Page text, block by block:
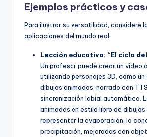
Ejemplos prácticos y
Para ilustrar su versatilidad, considere
aplicaciones del mundo real:
Lección educativa: “El ciclo
Un profesor puede crear un video
utilizando personajes 3D, como
dibujos animados, narrado con
sincronización labial automática.
animadas en estilo libro de dibujos
representar la evaporación, la
precipitación, mejoradas con